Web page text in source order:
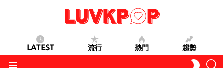
LATEST 流行 熱門 趨勢